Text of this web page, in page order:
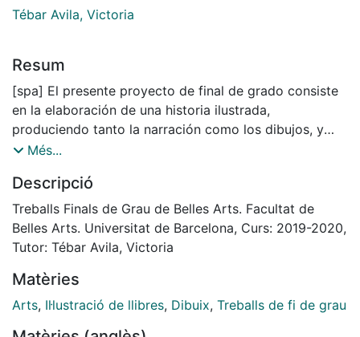
Tébar Avila, Victoria
Resum
[spa] El presente proyecto de final de grado consiste
en la elaboración de una historia ilustrada,
produciendo tanto la narración como los dibujos, y
posteriormente la maquetación para poder convertirlo
experiencias, reflexiones y documentación acerca de
cómo vivimos el tiempo, tanto individualmente como
el conjunto de la sociedad. Ha supuesto la creación de
mi primer libro ilustrado, y presenta una historia
serie de retos, empezando por lograr que el tiempo
devuelva a la vida a las personas que dependen de su
Més...
Descripció
Treballs Finals de Grau de Belles Arts. Facultat de
Belles Arts. Universitat de Barcelona, Curs: 2019-2020,
Tutor: Tébar Avila, Victoria
Matèries
Arts, Il·lustració de llibres, Dibuix, Treballs de fi de grau